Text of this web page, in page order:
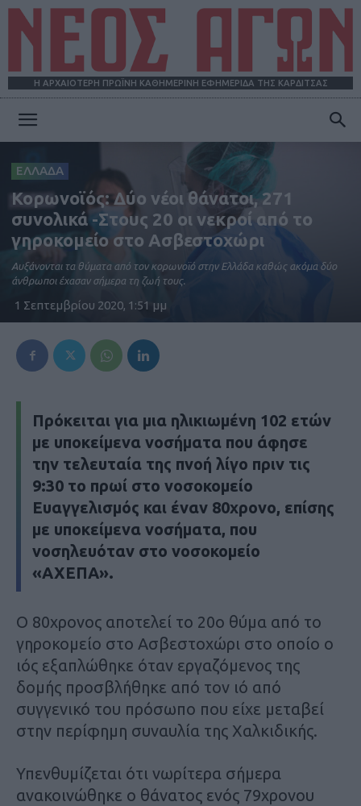
Η ΑΡΧΑΙΟΤΕΡΗ ΠΡΩΪΝΗ ΚΑΘΗΜΕΡΙΝΗ ΕΦΗΜΕΡΙΔΑ ΤΗΣ ΚΑΡΔΙΤΣΑΣ
ΑΓΩΝ
ΕΛΛΑΔΑ
Κορωνοϊός: Δύο νέοι θάνατοι, 271
συνολικά -Στους 20 οι νεκροί από το
γηροκομείο στο Ασβεστοχώρι
Αυξάνονται τα θύματα από τον κορωνοϊό στην Ελλάδα καθώς ακόμα δύο
άνθρωποι έχασαν σήμερα τη ζωή τους.
1 Σεπτεμβρίου 2020, 1:51 μμ
Πρόκειται για μια ηλικιωμένη 102 ετών
με υποκείμενα νοσήματα που άφησε
την τελευταία της πνοή λίγο πριν τις
9:30 το πρωί στο νοσοκομείο
Ευαγγελισμός και έναν 80χρονο, επίσης
με υποκείμενα νοσήματα, που
νοσηλευόταν στο νοσοκομείο
«ΑΧΕΠΑ».
Ο 80χρονος αποτελεί το 20ο θύμα από το
γηροκομείο στο Ασβεστοχώρι στο οποίο ο
ιός εξαπλώθηκε όταν εργαζόμενος της
δομής προσβλήθηκε από τον ιό από
συγγενικό του πρόσωπο που είχε μεταβεί
στην περίφημη συναυλία της Χαλκιδικής.
Υπενθυμίζεται ότι νωρίτερα σήμερα
ανακοινώθηκε ο θάνατος ενός 79χρονου